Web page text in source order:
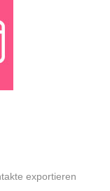
exportieren